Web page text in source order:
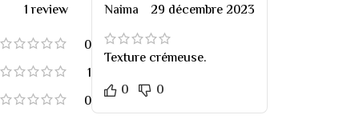
1 review
0
1
0
Naima 29 décembre 2023
Texture crémeuse.
0
0